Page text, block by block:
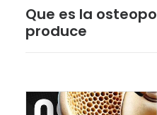
Que es la
produce